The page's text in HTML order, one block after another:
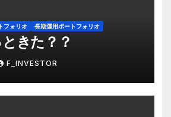
フォリオ 長期運用ポートフォリオ
きた？？
F_INVESTOR